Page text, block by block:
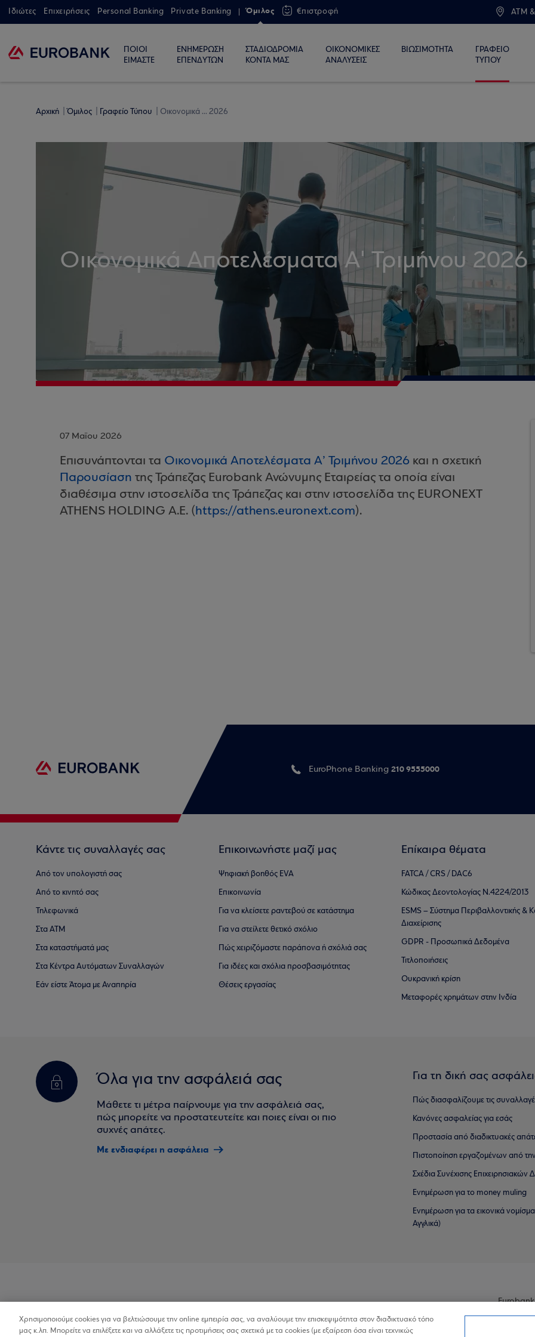
Ιδιώτες Επιχειρήσεις Personal Banking Private Banking Όμιλος €πιστροφή ATM
ΠΟΙΟΙ
ΕΙΜΑΣΤΕ
ΕΝΗΜΕΡΩΣΗ
ΕΠΕΝΔΥΤΩΝ
ΣΤΑΔΙΟΔΡΟΜΙΑ
ΚΟΝΤΑ ΜΑΣ
ΟΙΚΟΝΟΜΙΚΕΣ
ΑΝΑΛΥΣΕΙΣ
ΒΙΩΣΙΜΟΤΗΤΑ
ΓΡΑΦΕΙΟ
ΤΥΠΟΥ
Αρχική Όμιλος Γραφείο Τύπου Οικονομικά ... 2026
Οικονομικά Αποτελέσματα Α' Τριμήνου 2026
07 Μαΐου 2026
Επισυνάπτονται τα Οικονομικά Αποτελέσματα Α’ Τριμήνου 2026 και η σχετική
Παρουσίαση της Τράπεζας Eurobank Ανώνυμης Εταιρείας τα οποία είναι
διαθέσιμα στην ιστοσελίδα της Τράπεζας και στην ιστοσελίδα της EURONEXT
ATHENS HOLDING Α.Ε. (https://athens.euronext.com).
EuroPhone Banking 210 9555000
Κάντε τις συναλλαγές σας
Από τον υπολογιστή σας
Από το κινητό σας
Τηλεφωνικά
Στα ΑΤΜ
Στα καταστήματά μας
Στα Κέντρα Αυτόματων Συναλλαγών
Εάν είστε Άτομα με Αναπηρία
Επικοινωνήστε μαζί μας
Ψηφιακή βοηθός EVA
Επικοινωνία
Για να κλείσετε ραντεβού σε κατάστημα
Για να στείλετε θετικό σχόλιο
Πώς χειριζόμαστε παράπονα ή σχόλιά σας
Για ιδέες και σχόλια προσβασιμότητας
Θέσεις εργασίας
Επίκαιρα θέματα
FATCA / CRS / DAC6
Κώδικας Δεοντολογίας Ν.4224/2013
ESMS – Σύστημα Περιβαλλοντικής &
Διαχείρισης
GDPR - Προσωπικά Δεδομένα
Τιτλοποιήσεις
Ουκρανική κρίση
Μεταφορές χρημάτων στην Ινδία
Όλα για την ασφάλειά σας
Μάθετε τι μέτρα παίρνουμε για την ασφάλειά σας,
πώς μπορείτε να προστατευτείτε και ποιες είναι οι πιο
συχνές απάτες.
Με ενδιαφέρει η ασφάλεια
Για τη δική σας
Πώς διασφαλίζουμε τις
Κανόνες ασφαλείας για εσάς
Προστασία από διαδικτυακές
Πιστοποίηση εργαζομένων από
Σχέδια Συνέχισης Επιχειρησιακών
Ενημέρωση για το money muling
Ενημέρωση για τα εικονικά
Αγγλικά)
Προσβασιμότητα
Χρησιμοποιούμε cookies για να βελτιώσουμε την online εμπειρία σας, να αναλύουμε την επισκεψιμότητα στον διαδικτυακό τόπο
μας κ.λπ. Μπορείτε να επιλέξετε και να αλλάξετε τις προτιμήσεις σας σχετικά με τα cookies (με εξαίρεση όσα είναι τεχνικώς